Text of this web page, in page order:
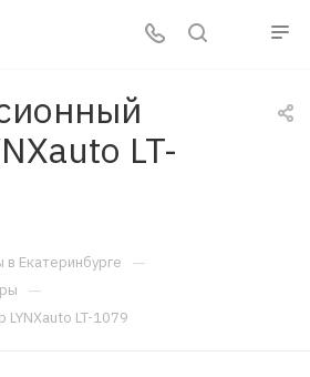
LT-
Екатеринбурге —
—
LT-1079